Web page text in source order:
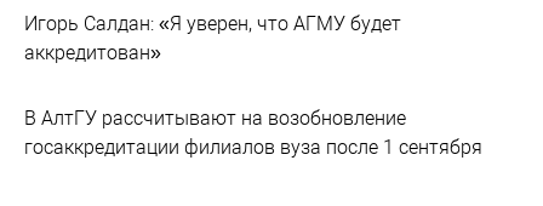
Игорь Салдан: «Я уверен, что АГМУ будет
аккредитован»
В АлтГУ рассчитывают на возобновление
госаккредитации филиалов вуза после 1 сентября